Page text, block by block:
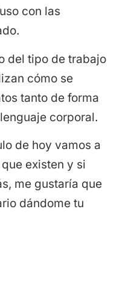
con las
del tipo de trabajo
cómo se
tanto de forma
corporal.
de hoy vamos a
existen y si
me gustaría que
dándome tu